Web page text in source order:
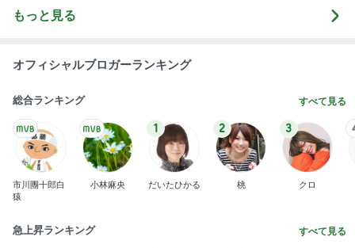
もっと見る
オフィシャルブロガーランキング
総合ランキング すべて見る
市川團十郎白
猿
小林麻央
1
だいたひかる
2
桃
3
クロ
急上昇ランキング すべて見る